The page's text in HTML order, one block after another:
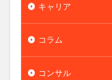
キャリア
コラム
コンサル